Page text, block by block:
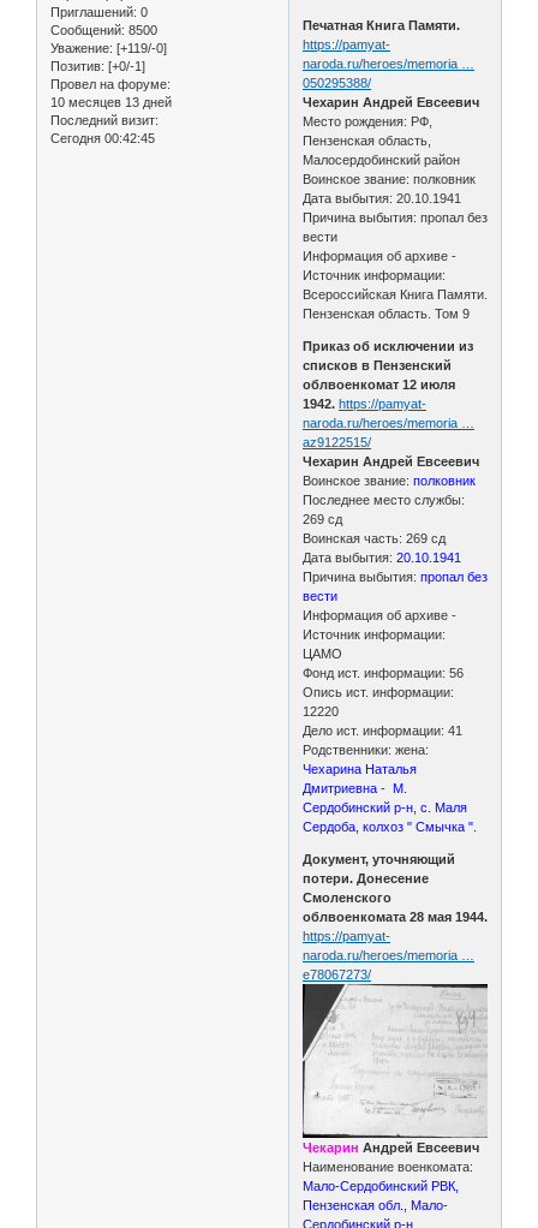
Приглашений: 0
Сообщений: 8500
Уважение: [+119/-0]
Позитив: [+0/-1]
Провел на форуме:
10 месяцев 13 дней
Последний визит:
Сегодня 00:42:45
Печатная Книга Памяти.
https://pamyat-
naroda.ru/heroes/memoria …
050295388/
Чехарин Андрей Евсеевич
Место рождения: РФ,
Пензенская область,
Малосердобинский район
Воинское звание: полковник
Дата выбытия: 20.10.1941
Причина выбытия: пропал без
вести
Информация об архиве -
Источник информации:
Всероссийская Книга Памяти.
Пензенская область. Том 9
Приказ об исключении из
списков в Пензенский
облвоенкомат 12 июля
1942.https://pamyat-
naroda.ru/heroes/memoria …
az9122515/
Чехарин Андрей Евсеевич
Воинское звание:полковник
Последнее место службы:
269 сд
Воинская часть: 269 сд
Дата выбытия:20.10.1941
Причина выбытия:пропал без
вести
Информация об архиве -
Источник информации:
ЦАМО
Фонд ист. информации: 56
Опись ист. информации:
12220
Дело ист. информации: 41
Родственники: жена:
Чехарина Наталья
Дмитриевна - М.
Сердобинский р-н, с. Маля
Сердоба, колхоз " Смычка ".
Документ, уточняющий
потери. Донесение
Смоленского
облвоенкомата 28 мая 1944.
https://pamyat-
naroda.ru/heroes/memoria …
e78067273/
Чекарин Андрей Евсеевич
Наименование военкомата:
Мало-Сердобинский РВК,
Пензенская обл., Мало-
Сердобинский р-н